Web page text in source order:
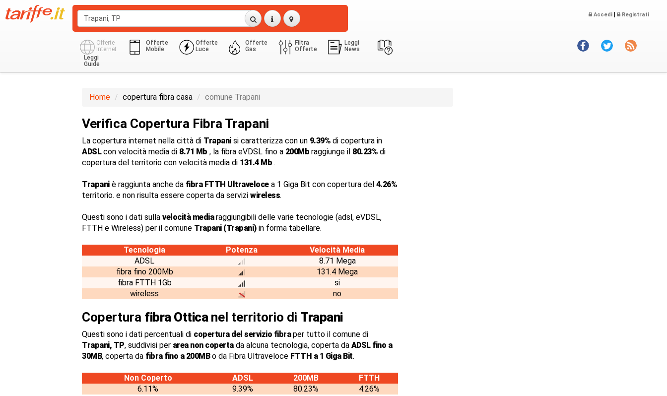
Accedi | Registrati
Offerte
Internet
Offerte
Mobile
Offerte
Luce
Offerte
Gas
Filtra
Offerte
Leggi
News
Leggi
Guide
Home copertura fibra casa comune Trapani
Verifica Copertura Fibra Trapani
La copertura internet nella città di Trapanisi caratterizza con un 9.39% di copertura in
ADSLcon velocità media di 8.71 Mb , la fibra eVDSL fino a 200Mb raggiunge il 80.23% di
copertura del territorio con velocità media di 131.4 Mb .
Trapaniè raggiunta anche da fibra FTTH Ultravelocea 1 Giga Bit con copertura del 4.26%
territorio. e non risulta essere coperta da servizi wireless.
Questi sono i dati sulla velocità mediaraggiungibili delle varie tecnologie (adsl, eVDSL,
FTTH e Wireless) per il comune Trapani (Trapani)in forma tabellare.
Tecnologia Potenza
Velocità Media
ADSL
8.71 Mega
fibra fino 200Mb
131.4 Mega
fibra FTTH 1Gb
si
wireless
no
Copertura fibra Otticanel territorio di Trapani
Questi sono i dati percentuali di copertura del servizio fibraper tutto il comune di
Trapani, TP, suddivisi per area non copertada alcuna tecnologia, coperta da ADSL fino a
30MB, coperta da fibra fino a 200MBo da Fibra Ultraveloce FTTH a 1 Giga Bit.
Non Coperto ADSL 200MB
FTTH
6.11%
9.39% 80.23% 4.26%